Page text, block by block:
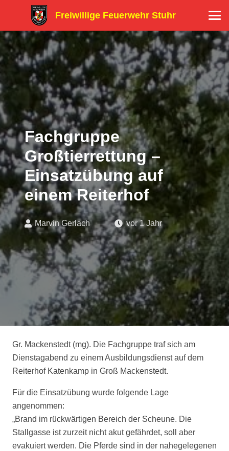
Freiwillige Feuerwehr Stuhr
Fachgruppe
Großtierrettung –
Einsatzübung auf
einem Reiterhof
Marvin Gerlach vor 1 Jahr
Gr. Mackenstedt (mg). Die Fachgruppe traf sich am
Dienstagabend zu einem Ausbildungsdienst auf dem
Reiterhof Katenkamp in Groß Mackenstedt.
Für die Einsatzübung wurde folgende Lage
angenommen:
„Brand im rückwärtigen Bereich der Scheune. Die
Stallgasse ist zurzeit nicht akut gefährdet, soll aber
evakuiert werden. Die Pferde sind in der nahegelegenen